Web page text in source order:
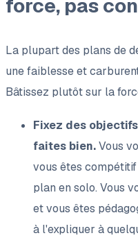
force, pas
La plupart des plans de
une faiblesse et
Bâtissez plutôt sur la
Fixez des
faites bien.Vous
vous êtes
plan en solo. Vous
et vous êtes
à l'expliquer à